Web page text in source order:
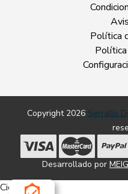
Política
Copyright 2026 Serrallo
Desarrollado por
Cierra